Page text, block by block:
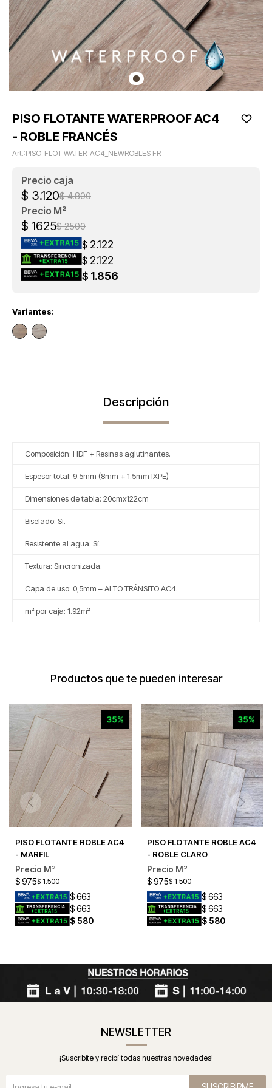
PISO FLOTANTE WATERPROOF AC4
- ROBLE FRANCÉS
PISO-FLOT-WATER-AC4_NEWROBLES FR
$ 3.120$ 4.800
$ 1625$2500
$ 2.122
$ 2.122
$ 1.856
Variantes:
Descripción
Composición: HDF + Resinas aglutinantes.
Espesor total: 9.5mm (8mm + 1.5mm IXPE)
Dimensiones de tabla: 20cmx122cm
Biselado: Sí.
Resistente al agua: Sí.
Textura: Sincronizada.
Capa de uso: 0,5mm – ALTO TRÁNSITO AC4.
m² por caja: 1.92m²
Productos que te pueden interesar
PISO FLOTANTE ROBLE AC4
- MARFIL
$975$ 1.500
$663
$663
$ 580
PISO FLOTANTE ROBLE AC4
- ROBLE CLARO
$ 975$ 1.500
$ 663
$ 663
$ 580
NEWSLETTER
¡Suscribite y recibí todas nuestras novedades!